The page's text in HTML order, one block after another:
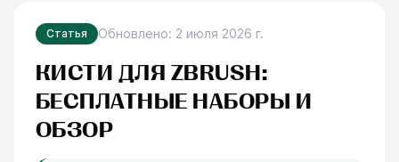
Статья Обновлено: 2 июля 2026 г.
КИСТИ ДЛЯ ZBRUSH:
БЕСПЛАТНЫЕ НАБОРЫ И
ОБЗОР